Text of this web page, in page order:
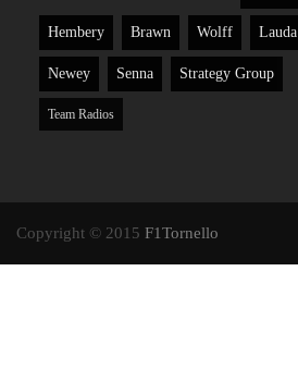
Hembery Brawn Wolff Lauda
Newey Senna Strategy Group
Team Radios
Copyright © 2015 F1Tornello